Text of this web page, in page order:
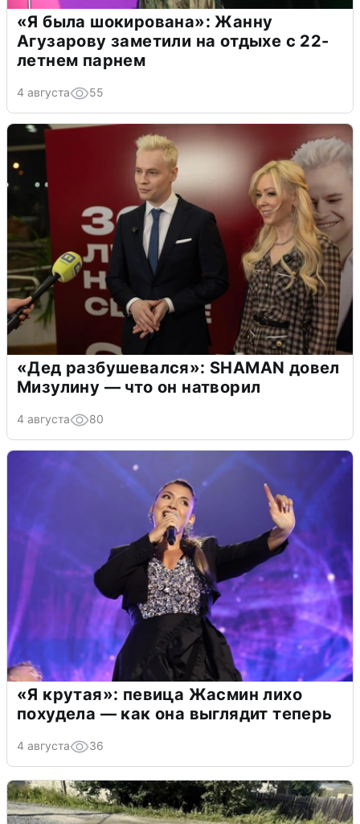
«Я была шокирована»: Жанну
Агузарову заметили на отдыхе с 22-
летнем парнем
4 августа 55
«Дед разбушевался»: SHAMAN довел
Мизулину — что он натворил
4 августа 80
«Я крутая»: певица Жасмин лихо
похудела — как она выглядит теперь
4 августа 36